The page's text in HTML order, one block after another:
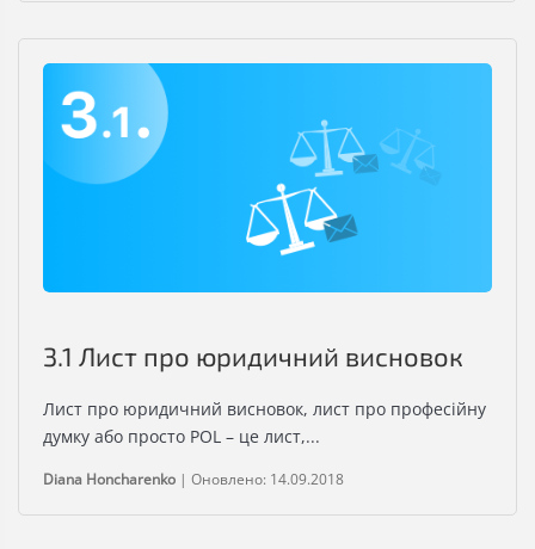
3.1 Лист про юридичний висновок
Лист про юридичний висновок, лист про професійну
думку або просто POL – це лист,...
Diana Honcharenko | Оновлено: 14.09.2018